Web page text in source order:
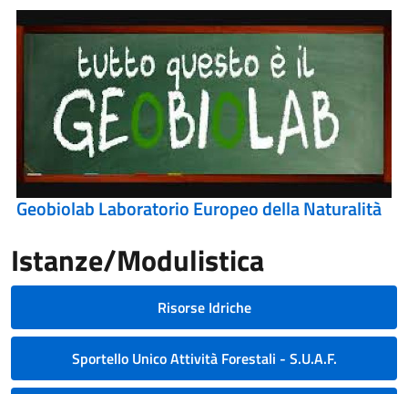
Geobiolab Laboratorio Europeo della Naturalità
Istanze/Modulistica
Risorse Idriche
Sportello Unico Attività Forestali - S.U.A.F.